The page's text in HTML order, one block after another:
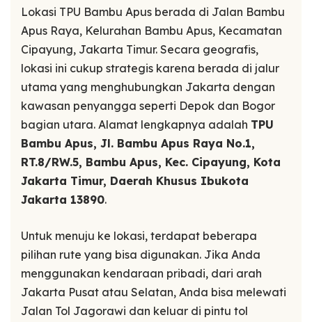
Lokasi TPU Bambu Apus berada di Jalan Bambu
Apus Raya, Kelurahan Bambu Apus, Kecamatan
Cipayung, Jakarta Timur. Secara geografis,
lokasi ini cukup strategis karena berada di jalur
utama yang menghubungkan Jakarta dengan
kawasan penyangga seperti Depok dan Bogor
bagian utara. Alamat lengkapnya adalah TPU
Bambu Apus, Jl. Bambu Apus Raya No.1,
RT.8/RW.5, Bambu Apus, Kec. Cipayung, Kota
Jakarta Timur, Daerah Khusus Ibukota
Jakarta 13890.
Untuk menuju ke lokasi, terdapat beberapa
pilihan rute yang bisa digunakan. Jika Anda
menggunakan kendaraan pribadi, dari arah
Jakarta Pusat atau Selatan, Anda bisa melewati
Jalan Tol Jagorawi dan keluar di pintu tol